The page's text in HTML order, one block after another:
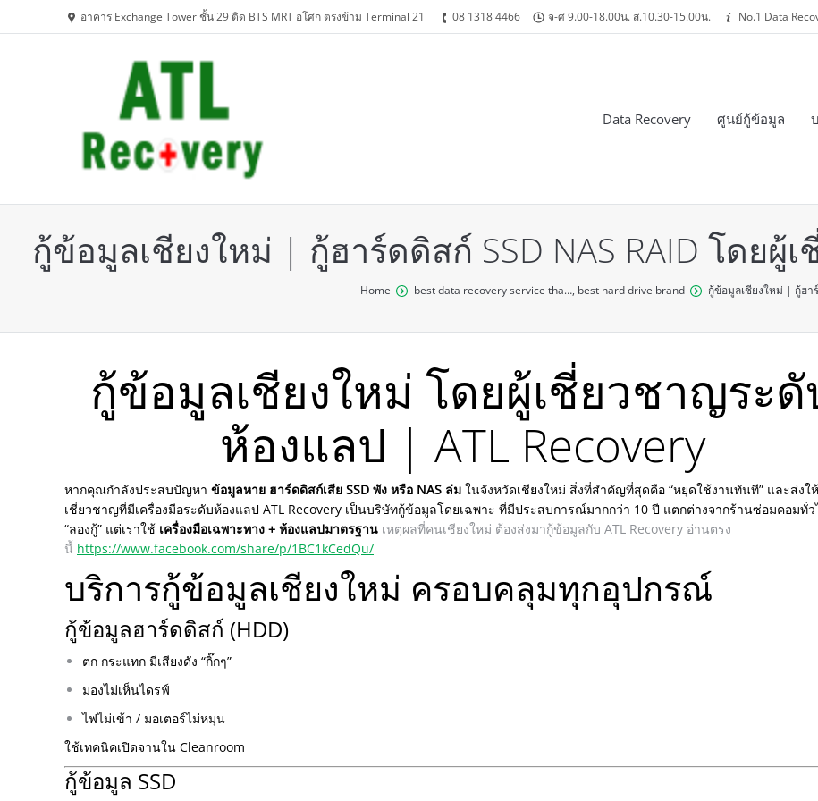
อาคาร Exchange Tower ชั้น 29 ติด BTS MRT อโศก ตรงข้าม Terminal 21 08 1318 4466 จ-ศ 9.00-18.00น. ส.10.30-15.00น. No.1 Data
Data Recovery ศูนย์กู้ข้อมูล
กู้ข้อมูลเชียงใหม่ | กู้ฮาร์ดดิสก์ SSD NAS RAID โดยผู้
Home best data recovery service tha…, best hard drive brand กู้ข้อมูลเชียงใหม่ | กู้ฮ
กู้ข้อมูลเชียงใหม่ โดยผู้เชี่ยวชาญระดั
ห้องแลป | ATL Recovery
หากคุณกำลังประสบปัญหา ข้อมูลหาย ฮาร์ดดิสก์เสีย SSD พัง หรือ NAS ล่ม ในจังหวัดเชียงใหม่ สิ่งที่สำคัญที่สุดคือ “หยุดใช้งานทันที” และส่งใ
เชี่ยวชาญที่มีเครื่องมือระดับห้องแลป ATL Recovery เป็นบริษัทกู้ข้อมูลโดยเฉพาะ ที่มีประสบการณ์มากกว่า 10 ปี แตกต่างจากร้านซ่อมคอมทั่
“ลองกู้” แต่เราใช้ เครื่องมือเฉพาะทาง + ห้องแลปมาตรฐาน เหตุผลที่คนเชียงใหม่ ต้องส่งมากู้ข้อมูลกับ ATL Recovery อ่านตรง
นี้ https://www.facebook.com/share/p/1BC1kCedQu/
บริการกู้ข้อมูลเชียงใหม่ ครอบคลุมทุกอุปกรณ์
กู้ข้อมูลฮาร์ดดิสก์ (HDD)
ตก กระแทก มีเสียงดัง “กิ๊กๆ”
มองไม่เห็นไดรฟ์
ไฟไม่เข้า / มอเตอร์ไม่หมุน
ใช้เทคนิคเปิดจานใน Cleanroom
กู้ข้อมูล SSD